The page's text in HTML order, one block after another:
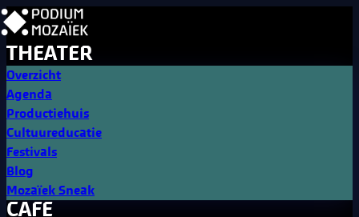
THEATER
Overzicht
Agenda
Productiehuis
Cultuureducatie
Festivals
Blog
Mozaïek Sneak
CAFE